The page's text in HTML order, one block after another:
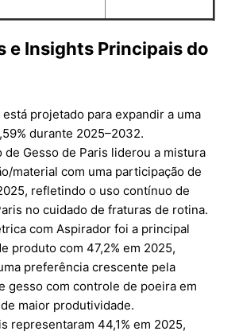
e Insights Principais do
está projetado para expandir a uma
durante 2025–2032.
de Gesso de Paris liderou a mistura
material com uma participação de
refletindo o uso contínuo de
no cuidado de fraturas de rotina.
com Aspirador foi a principal
produto com 47,2% em 2025,
preferência crescente pela
gesso com controle de poeira em
maior produtividade.
representaram 44,1% em 2025,